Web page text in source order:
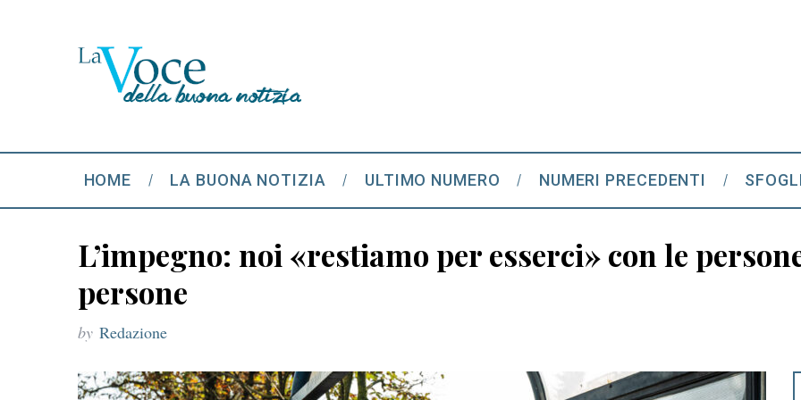
HOME LA BUONA NOTIZIA ULTIMO NUMERO NUMERI PRECEDENTI
L’impegno: noi «restiamo per esserci» con le
persone
by Redazione